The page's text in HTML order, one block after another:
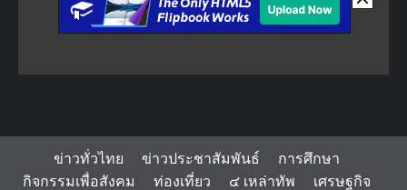
ข่าวทั่วไทย ข่าวประชาสัมพันธ์
การศึกษา
กิจกรรมเพื่อสังคม
ท่องเที่ยว ๔ เหล่าทัพ
เศรษฐกิจ